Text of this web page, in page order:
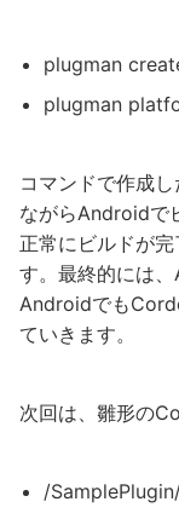
plugman
plugman
コマンドで作成
ながらAndroidで
正常にビルドが
す。最終的には
Androidでも
ていきます。
次回は、雛形の
/